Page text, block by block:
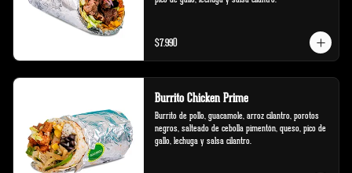
$7.990
Burrito Chicken Prime
Burrito de pollo, guacamole, arroz cilantro, porotos
negros, salteado de cebolla pimentón, queso, pico de
gallo, lechuga y salsa cilantro.